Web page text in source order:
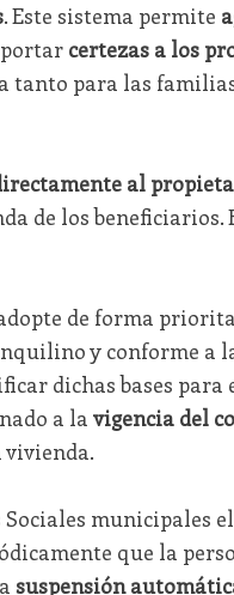
. Este sistema permite
certezas a los
para las
al
de los beneficiarios.
de forma
y conforme a
dichas bases para
a la vigencia del
municipales
que la
suspensión